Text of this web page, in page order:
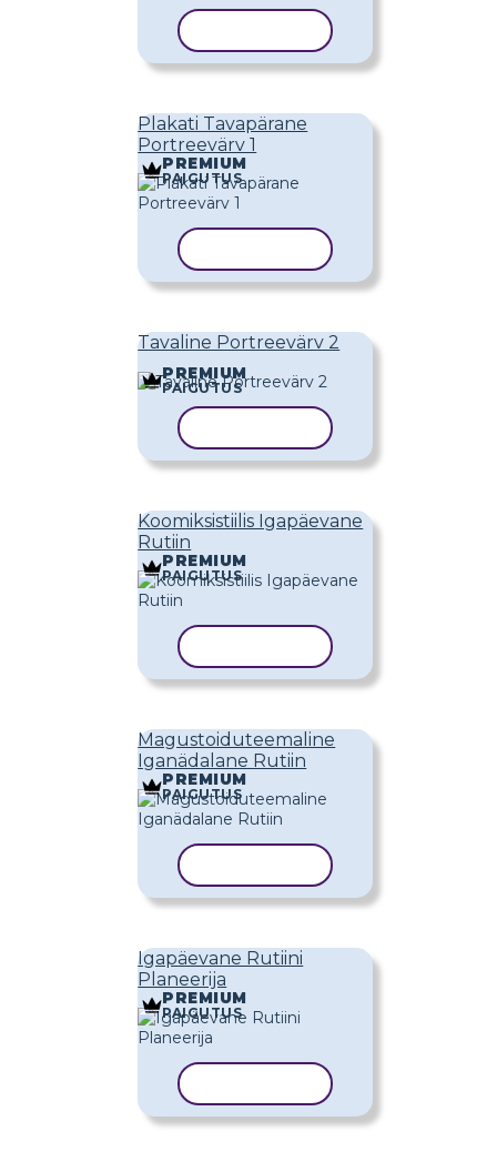
Plakati Tavapärane
Portreevärv 1
PREMIUM
PAIGUTUS
Tavaline Portreevärv 2
PREMIUM
PAIGUTUS
Koomiksistiilis Igapäevane
Rutiin
PREMIUM
PAIGUTUS
Magustoiduteemaline
Iganädalane Rutiin
PREMIUM
PAIGUTUS
Igapäevane Rutiini
Planeerija
PREMIUM
PAIGUTUS